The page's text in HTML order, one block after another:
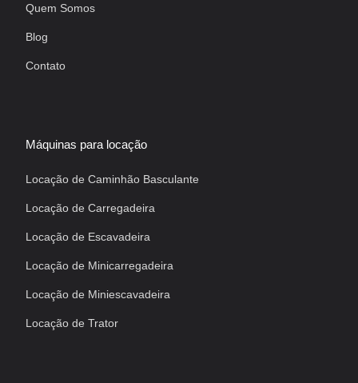
Quem Somos
Blog
Contato
Máquinas para locação
Locação de Caminhão Basculante
Locação de Carregadeira
Locação de Escavadeira
Locação de Minicarregadeira
Locação de Miniescavadeira
Locação de Trator